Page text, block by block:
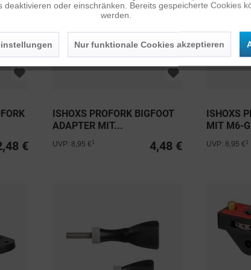
€
ISHOXS PROFORK BIGFOOT
ADAPTER MIT...
4,48 €
UVP: 8,95 €
ISHOXS
MIT M6-
UVP: 8,95 €
deaktivieren oder einschränken. Bereits gespeicherte Cookies
werden.
Nur funktionale Cookies akzeptieren